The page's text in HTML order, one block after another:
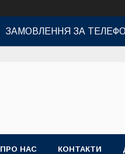
ЗАМОВЛЕННЯ ЗА
ПРО НАС КОНТАКТИ